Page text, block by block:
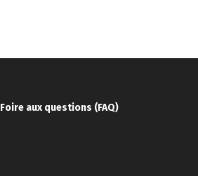
Foire aux questions (FAQ)